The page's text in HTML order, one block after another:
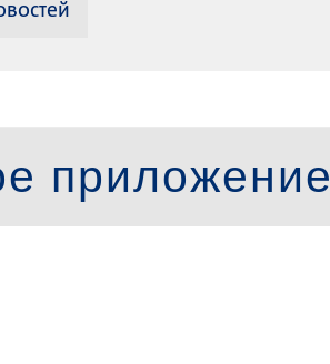
приложение